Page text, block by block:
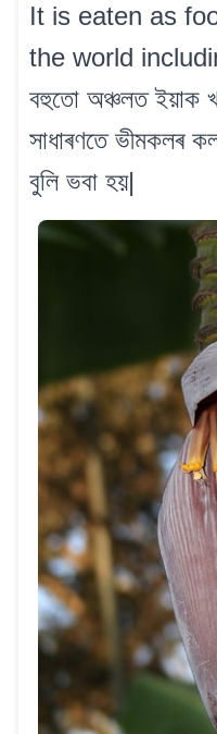
It is eaten as
the world
বহুতো অঞ্চলত ইয়াক
সাধাৰণতে ভীমকলৰ
বুলি ভবা হয়|